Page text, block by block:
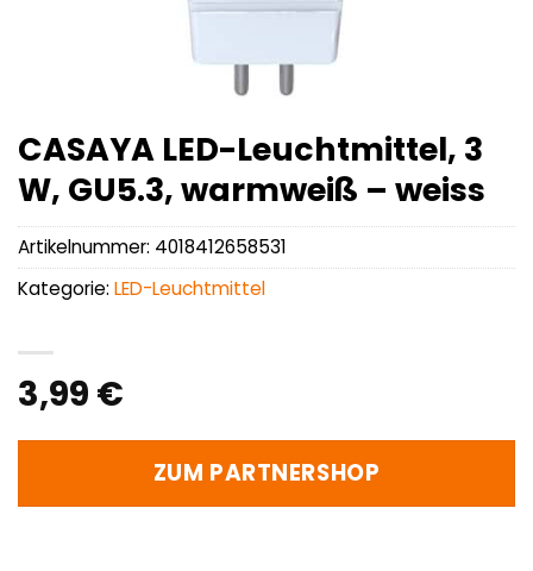
CASAYA LED-Leuchtmittel, 3
W, GU5.3, warmweiß – weiss
3,99 €
ZUM PARTNERSHOP
Artikelnummer: 4018412658531
Kategorie: LED-Leuchtmittel